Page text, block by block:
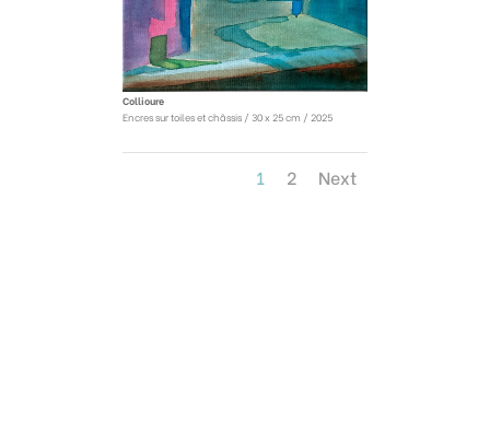
Collioure
Encres sur toiles et châssis / 30 x 25 cm / 2025
1 2 Next